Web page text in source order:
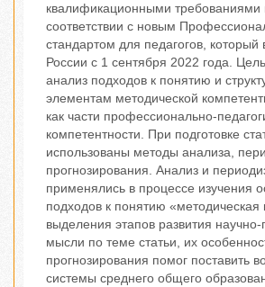
квалификационными требованиями
соответствии с новым
стандартом для педагогов, который
России с 1 сентября 2022 года.
анализ подходов к понятию и
элементам методической
как части профессионально-
компетентности. При подготовке
использованы методы анализа,
прогнозирования. Анализ и
применялись в процессе изучения
подходов к понятию «методическая
выделения этапов развития научно-
мысли по теме статьи, их
прогнозирования помог поставить
системы среднего общего